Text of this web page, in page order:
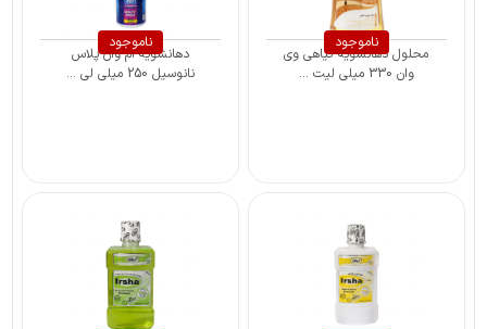
ناموجود
محلول دهانشویه گیاهی وی
وان 330 میلی لیت ...
ناموجود
دهانشویه ام وان پلاس
نانوسیل 250 میلی لی ...